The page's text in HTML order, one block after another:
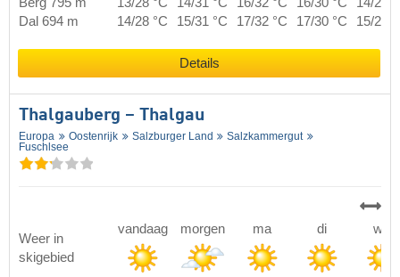
Berg 795 m 13/28 °C 14/31 °C 16/32 °C 16/30 °C
14/27
Dal 694 m
14/28 °C 15/31 °C 17/32 °C 17/30 °C 15/27
Details
Thalgauberg – Thalgau
Europa Oostenrijk Salzburger Land
Salzkammergut
Fuschlsee
Weer in
skigebied
vandaag morgen ma di wo